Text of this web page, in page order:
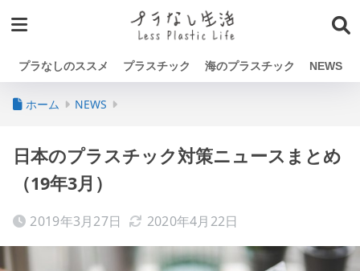
プラなしのススメ プラスチック 海のプラスチック NEWS
ホーム NEWS
日本のプラスチック対策ニュースまとめ
（19年3月）
2019年3月27日 2020年4月22日